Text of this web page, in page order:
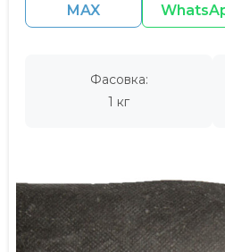
MAX
Фасовка:
1 кг